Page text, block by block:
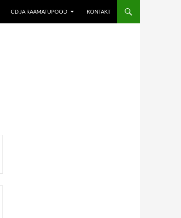
CD JA RAAMATUPOOD KONTAKT